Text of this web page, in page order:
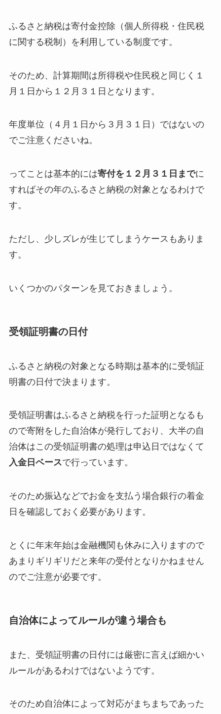
ふるさと納税は寄付金控除（個人所得税・住民税
に関する税制）を利用している制度です。
そのため、計算期間は所得税や住民税と同じく１
月１日から１２月３１日となります。
年度単位（４月１日から３月３１日）ではないの
でご注意くださいね。
ってことは基本的には寄付を１２月３１日までに
すればその年のふるさと納税の対象となるわけで
す。
ただし、少しズレが生じてしまうケースもありま
す。
いくつかのパターンを見ておきましょう。
受領証明書の日付
ふるさと納税の対象となる時期は基本的に受領証
明書の日付で決まります。
受領証明書はふるさと納税を行った証明となるも
ので寄附をした自治体が発行しており、大半の自
治体はこの受領証明書の処理は申込日ではなくて
入金日ベースで行っています。
そのため振込などでお金を支払う場合銀行の着金
日を確認しておく必要があります。
とくに年末年始は金融機関も休みに入りますので
あまりギリギリだと来年の受付となりかねません
のでご注意が必要です。
自治体によってルールが違う場合も
また、受領証明書の日付には厳密に言えば細かい
ルールがあるわけではないようです。
そのため自治体によって対応がまちまちであった